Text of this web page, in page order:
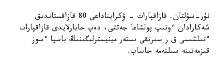
نۇر-سۇلتان. قازاقپارات - ۋكرايناداعى 80 قازاقستاندىق
شەكارادان ءوتىپ پولشاعا جەتتى، دەپ حابارلايدى قازاقپارات
ءتىلشىسى ق ر سىرتقى ىستەر مينيسترلىگىنىڭ باسپا ءسوز
قىزمەتىنە سىلتەمە جاساپ.